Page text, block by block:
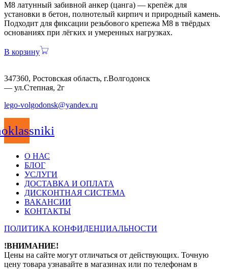
М8 латунный забивной анкер (цанга) — крепёж для
установки в бетон, полнотелый кирпич и природный камень.
Подходит для фиксации резьбового крепежа М8 в твёрдых
основаниях при лёгких и умеренных нагрузках.
В корзину
347360, Ростовская область, г.Волгодонск
— ул.Степная, 2г
lego-volgodonsk@yandex.ru
О НАС
БЛОГ
УСЛУГИ
ДОСТАВКА И ОПЛАТА
ДИСКОНТНАЯ СИСТЕМА
ВАКАНСИИ
КОНТАКТЫ
ПОЛИТИКА КОНФИДЕНЦИАЛЬНОСТИ
!ВНИМАНИЕ!
Цены на сайте могут отличаться от действующих. Точную
цену товара узнавайте в магазинах или по телефонам в